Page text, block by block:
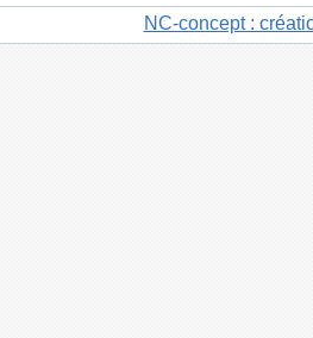
NC-concept :